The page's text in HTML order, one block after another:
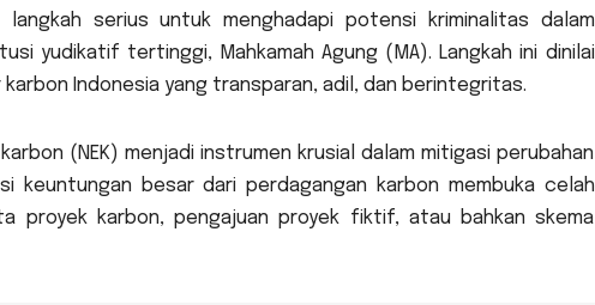
langkah serius untuk menghadapi potensi kriminalitas dalam
yudikatif tertinggi, Mahkamah Agung (MA). Langkah ini dinilai
Indonesia yang transparan, adil, dan berintegritas.
(NEK) menjadi instrumen krusial dalam mitigasi perubahan
keuntungan besar dari perdagangan karbon membuka celah
proyek karbon, pengajuan proyek fiktif, atau bahkan skema